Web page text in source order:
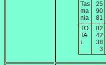
Tas
ma
nia
25
90
81
TO
TA
L
82
42
38
3